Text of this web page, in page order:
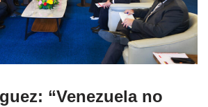
“Venezuela no